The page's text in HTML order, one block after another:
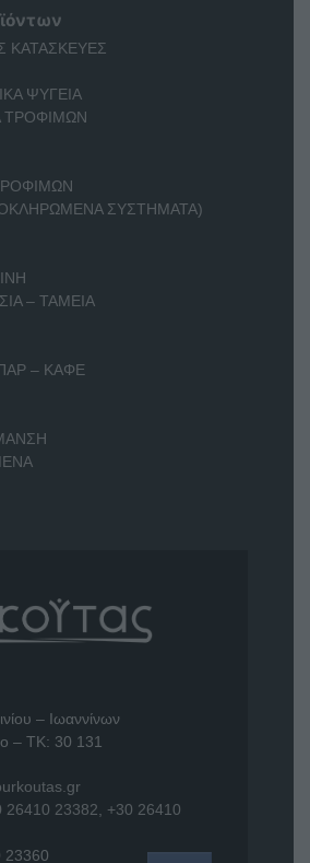
ΚΑΤΑΣΚΕΥΕΣ
ΨΥΓΕΙΑ
ΤΡΟΦΙΜΩΝ
ΣΥΣΤΗΜΑΤΑ)
– ΤΑΜΕΙΑ
– ΚΑΦΕ
– Ιωαννίνων
– ΤΚ: 30 131
26410 23382
+30 26410
23360